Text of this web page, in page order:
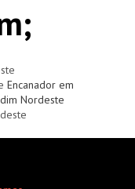
Encanador em
Nordeste